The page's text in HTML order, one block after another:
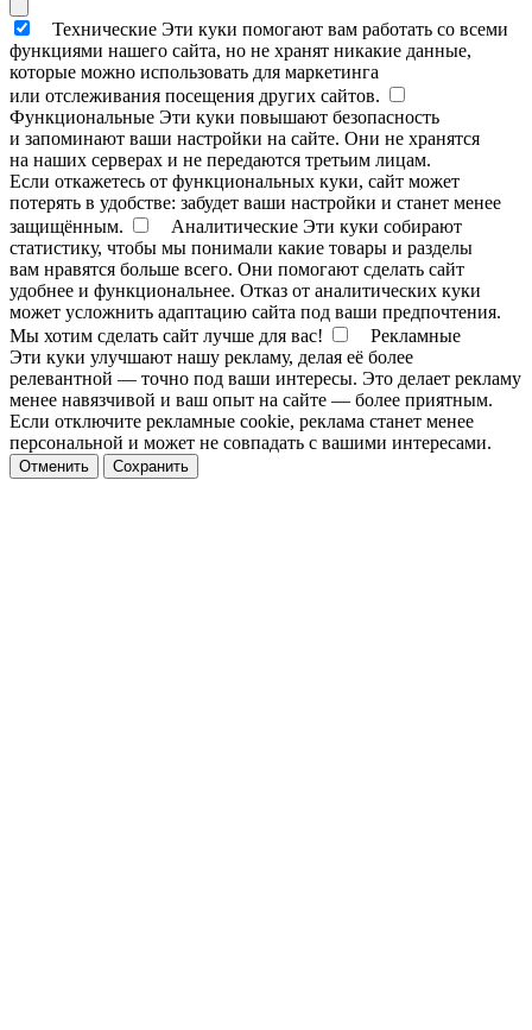
Технические Эти куки помогают вам работать со всеми
функциями нашего сайта, но не хранят никакие данные,
которые можно использовать для маркетинга
или отслеживания посещения других сайтов.
Функциональные Эти куки повышают безопасность
и запоминают ваши настройки на сайте. Они не хранятся
на наших серверах и не передаются третьим лицам.
Если откажетесь от функциональных куки, сайт может
потерять в удобстве: забудет ваши настройки и станет менее
защищённым.
Аналитические Эти куки собирают
статистику, чтобы мы понимали какие товары и разделы
вам нравятся больше всего. Они помогают сделать сайт
удобнее и функциональнее. Отказ от аналитических куки
может усложнить адаптацию сайта под ваши предпочтения.
Мы хотим сделать сайт лучше для вас!
Рекламные
Эти куки улучшают нашу рекламу, делая её более
релевантной — точно под ваши интересы. Это делает рекламу
менее навязчивой и ваш опыт на сайте — более приятным.
Если отключите рекламные cookie, реклама станет менее
персональной и может не совпадать с вашими интересами.
Отменить Сохранить